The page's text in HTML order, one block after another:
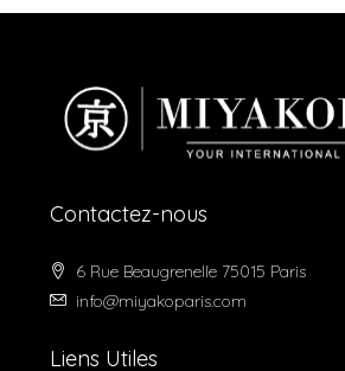
Contactez-nous
6 Rue Beaugrenelle 75015 Paris
info@miyakoparis.com
Liens Utiles